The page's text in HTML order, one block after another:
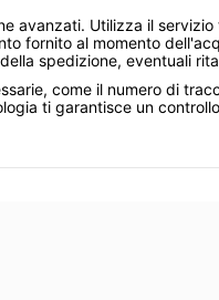
avanzati. Utilizza il
fornito al momento
spedizione, eventuali
come il numero di
ti garantisce un